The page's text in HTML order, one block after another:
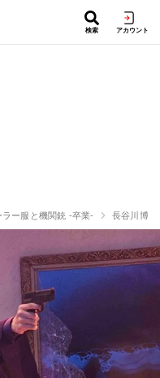
検索 アカウント
ラー服と機関銃 -卒業- 長谷川博己